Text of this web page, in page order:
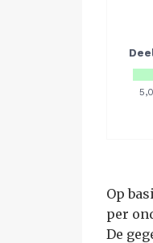
Op
per
De